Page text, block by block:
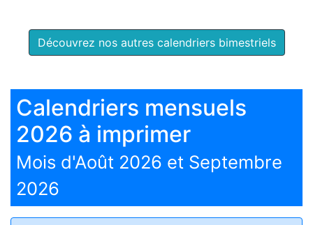
Découvrez nos autres calendriers bimestriels
Calendriers mensuels
2026 à imprimer
Mois d'Août 2026 et Septembre
2026